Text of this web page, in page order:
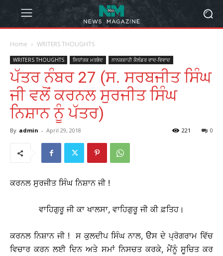
Home WRITERS THOUGHTS
WRITERS THOUGHTS ਸਿਧਾਂਤਕ ਮਤਭੇਦ ਨਾਨਕਸ਼ਾਹੀ ਕੈਲੰਡਰ ਵਾਦ-ਵਿਵਾਦ
ਪੱਤਰ ਨੰਬਰ 27 (ਸ. ਸਰਬਜੀਤ ਸਿੰਘ
ਜੀ ਵਲੋਂ ਕਰਨਲ ਸੁਰਜੀਤ ਸਿੰਘ
ਨਿਸ਼ਾਨ ਨੂੰ ਪੱਤਰ)
By admin - April 29, 2018 0
221
ਕਰਨਲ ਸੁਰਜੀਤ ਸਿੰਘ ਨਿਸ਼ਾਨ ਜੀ !
ਵਾਹਿਗੁਰੂ ਜੀ ਕਾ ਖਾਲਸਾ, ਵਾਹਿਗੁਰੂ ਜੀ ਕੀ ਫ਼ਤਿਹ।
ਕਰਨਲ ਨਿਸ਼ਾਨ ਜੀ ! ਸ ਕੁਲਦੀਪ ਸਿੰਘ ਨਾਲ, ੳੇਸ ਦੇ ਪ੍ਰੋਗਰਾਮ ਵਿੱਚ
ਵਿਚਾਰ ਕਰਨ ਲਈ ਦਿਨ ਅਤੇ ਸਮਾਂ ਨਿਸਚਤ ਕਰਕੇ, ਮੈਂਨੂੰ ਸੂਚਿਤ ਕਰ